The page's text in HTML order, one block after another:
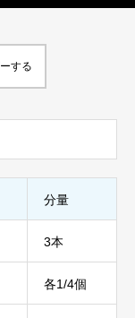
する
分量
3本
各1/4個